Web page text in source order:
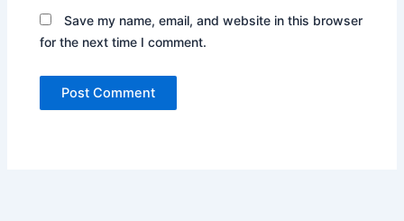
Save my name, email, and website in this browser
for the next time I comment.